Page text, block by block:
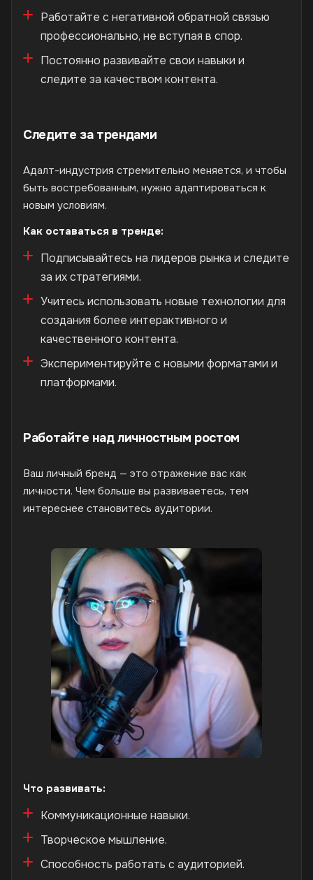
Работайте с негативной обратной связью
профессионально, не вступая в спор.
Постоянно развивайте свои навыки и
следите за качеством контента.
Следите за трендами
Адалт-индустрия стремительно меняется, и чтобы
быть востребованным, нужно адаптироваться к
новым условиям.
Как оставаться в тренде:
Подписывайтесь на лидеров рынка и следите
за их стратегиями.
Учитесь использовать новые технологии для
создания более интерактивного и
качественного контента.
Экспериментируйте с новыми форматами и
платформами.
Работайте над личностным ростом
Ваш личный бренд — это отражение вас как
личности. Чем больше вы развиваетесь, тем
интереснее становитесь аудитории.
Что развивать:
Коммуникационные навыки.
Творческое мышление.
Способность работать с аудиторией.